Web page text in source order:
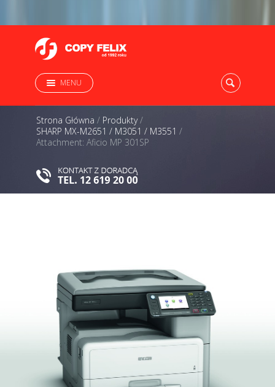
MENU
Strona Główna / Produkty/
SHARP MX-M2651 / M3051 / M3551 /
Attachment: Aficio MP 301SP